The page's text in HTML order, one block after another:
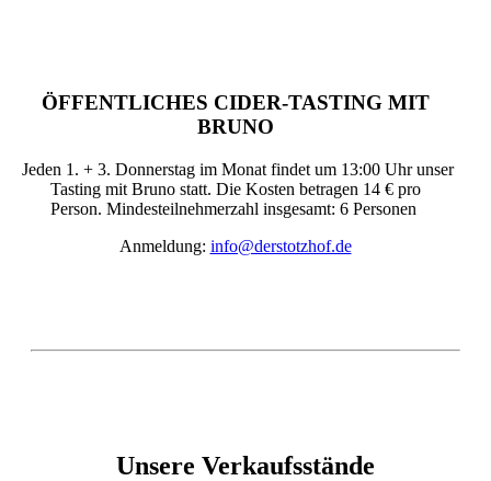
ÖFFENTLICHES CIDER-TASTING MIT
BRUNO
Jeden 1. + 3. Donnerstag im Monat findet um 13:00 Uhr unser
Tasting mit Bruno statt. Die Kosten betragen 14 € pro
Person. Mindesteilnehmerzahl insgesamt: 6 Personen
Anmeldung: info@derstotzhof.de
Unsere Verkaufsstände